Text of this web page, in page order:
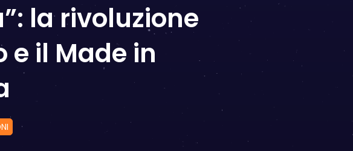
la rivoluzione
il Made in